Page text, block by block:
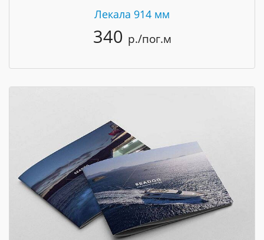
Лекала 914 мм
340 р./пог.м